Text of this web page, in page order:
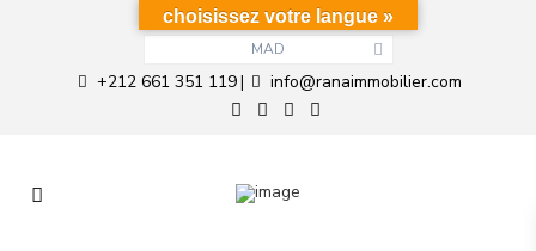
MAD
+212 661 351 119| info@ranaimmobilier.com
choisissez votre langue »